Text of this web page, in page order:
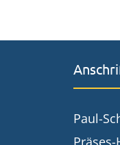
Paul-